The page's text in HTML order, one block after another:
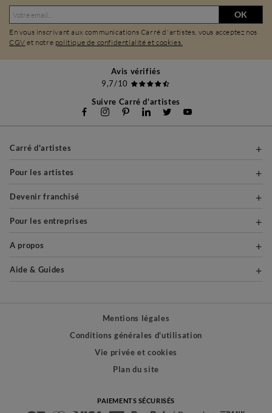
OK
En vous inscrivant aux communications Carré d'artistes, vous acceptez nos
CGV et notre politique de confidentialité et cookies.
Avis vérifiés
9,7/10
Suivre Carré d'artistes
Carré d'artistes
Pour les artistes
Devenir franchisé
Pour les entreprises
A propos
Aide & Guides
Mentions légales
Conditions générales d'utilisation
Vie privée et cookies
Plan du site
PAIEMENTS SÉCURISÉS